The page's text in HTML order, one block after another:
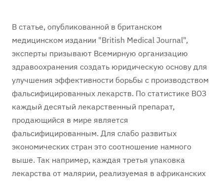
В статье, опубликованной в британском
медицинском издании "British Medical Journal",
эксперты призывают Всемирную организацию
здравоохранения создать юридическую основу для
улучшения эффективности борьбы с производством
фальсифицированных лекарств. По статистике ВОЗ
каждый десятый лекарственный препарат,
продающийся в мире является
фальсифицированным. Для слабо развитых
экономических стран это соотношение намного
выше. Так например, каждая третья упаковка
лекарства от малярии, реализуемая в африканских